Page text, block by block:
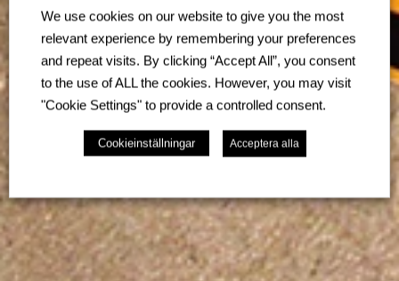
We use cookies on our website to give you the most
relevant experience by remembering your preferences
and repeat visits. By clicking “Accept All”, you consent
to the use of ALL the cookies. However, you may visit
"Cookie Settings" to provide a controlled consent.
Cookieinställningar Acceptera alla